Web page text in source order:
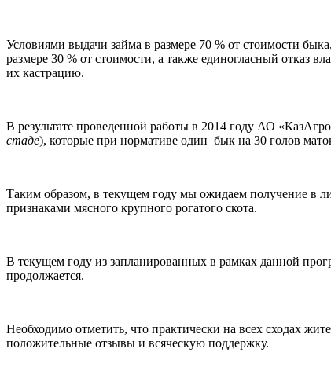
Условиями выдачи займа в размере 70 % от стоимости
размере 30 % от стоимости, а также единогласный отказ
их кастрацию.
В результате проведенной работы в 2014 году АО
стаде), которые при нормативе один бык на 30 голов
Таким образом, в текущем году мы ожидаем получение в
признаками мясного крупного рогатого скота.
В текущем году из запланированных в рамках данной
продолжается.
Необходимо отметить, что практически на всех сходах
положительные отзывы и всяческую поддержку.